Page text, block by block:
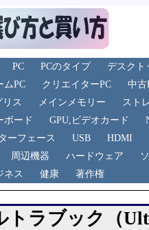
PC PCのタイプ
デスクト
ムPC クリエイターPC
中古
リス メインメモリー
スト
ボード GPU,ビデオカード
ーフェース USB
HDMI
周辺機器 ハードウェア
ネス 健康 著作権
トラブック（